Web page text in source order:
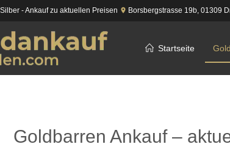
- Ankauf zu aktuellen Preisen Borsbergstrasse 19b,01309
Startseite
Goldbarren Ankauf –